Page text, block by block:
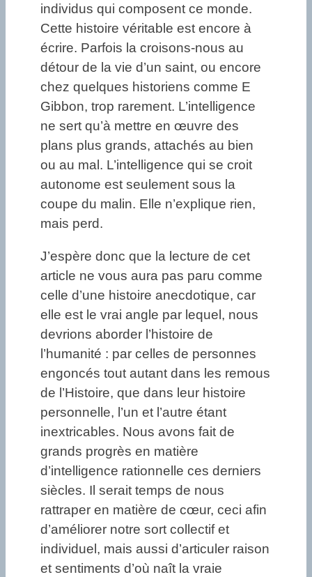
individus qui composent ce monde.
Cette histoire véritable est encore à
écrire. Parfois la croisons-nous au
détour de la vie d’un saint, ou encore
chez quelques historiens comme E
Gibbon, trop rarement. L’intelligence
ne sert qu’à mettre en œuvre des
plans plus grands, attachés au bien
ou au mal. L’intelligence qui se croit
autonome est seulement sous la
coupe du malin. Elle n’explique rien,
mais perd.
J’espère donc que la lecture de cet
article ne vous aura pas paru comme
celle d’une histoire anecdotique, car
elle est le vrai angle par lequel, nous
devrions aborder l’histoire de
l’humanité : par celles de personnes
engoncés tout autant dans les remous
de l’Histoire, que dans leur histoire
personnelle, l’un et l’autre étant
inextricables. Nous avons fait de
grands progrès en matière
d’intelligence rationnelle ces derniers
siècles. Il serait temps de nous
rattraper en matière de cœur, ceci afin
d’améliorer notre sort collectif et
individuel, mais aussi d’articuler raison
et sentiments d’où naît la vraie